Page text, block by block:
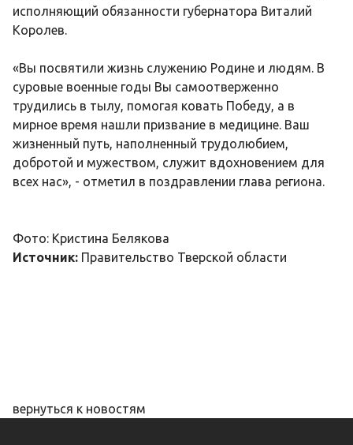
исполняющий обязанности губернатора Виталий
Королев.
«Вы посвятили жизнь служению Родине и людям. В
суровые военные годы Вы самоотверженно
трудились в тылу, помогая ковать Победу, а в
мирное время нашли призвание в медицине. Ваш
жизненный путь, наполненный трудолюбием,
добротой и мужеством, служит вдохновением для
всех нас», - отметил в поздравлении глава региона.
Фото: Кристина Белякова
Источник: Правительство Тверской области
вернуться к новостям